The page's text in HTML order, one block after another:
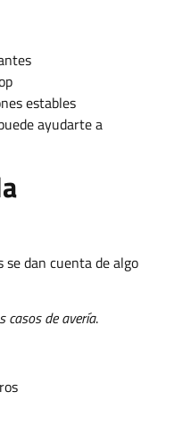
estables
ayudarte a
dan cuenta de algo
casos de avería.